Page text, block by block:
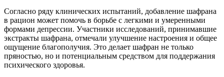
Согласно ряду клинических испытаний, добавление шафрана
в рацион может помочь в борьбе с легкими и умеренными
формами депрессии. Участники исследований, принимавшие
экстракты шафрана, отмечали улучшение настроения и общее
ощущение благополучия. Это делает шафран не только
пряностью, но и потенциальным средством для поддержания
психического здоровья.